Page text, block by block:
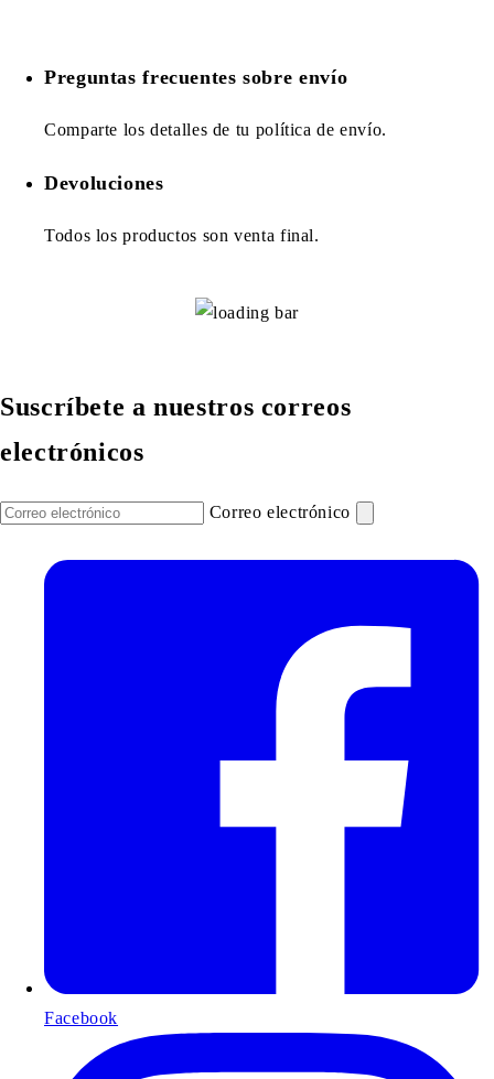
Preguntas frecuentes sobre envío
Comparte los detalles de tu política de envío.
Devoluciones
Todos los productos son venta final.
Suscríbete a nuestros correos
electrónicos
Correo electrónico
Facebook